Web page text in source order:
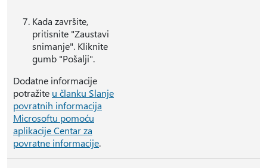
Kada završite,
pritisnite "Zaustavi
snimanje". Kliknite
gumb "Pošalji".
Dodatne informacije
potražite u članku Slanje
povratnih informacija
Microsoftu pomoću
aplikacije Centar za
povratne informacije.